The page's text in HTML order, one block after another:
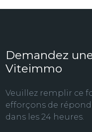
Demandez
Viteimmo
Veuillez remplir ce
efforçons de
dans les 24 heures.